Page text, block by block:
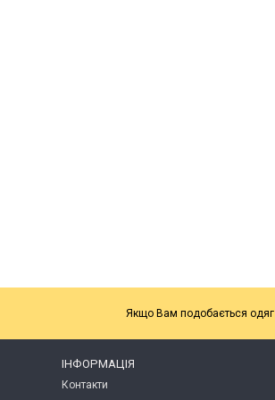
Якщо Вам подобається одяг
ІНФОРМАЦІЯ
Контакти